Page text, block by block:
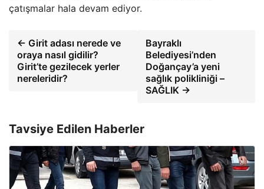
çatışmalar hala devam ediyor.
← Girit adası nerede ve
oraya nasıl gidilir?
Girit’te gezilecek yerler
nereleridir?
Bayraklı
Belediyesi’nden
Doğançay’a yeni
sağlık polikliniği –
SAĞLIK →
Tavsiye Edilen Haberler